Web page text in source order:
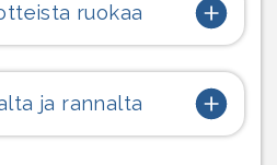
ruokaa
ja rannalta